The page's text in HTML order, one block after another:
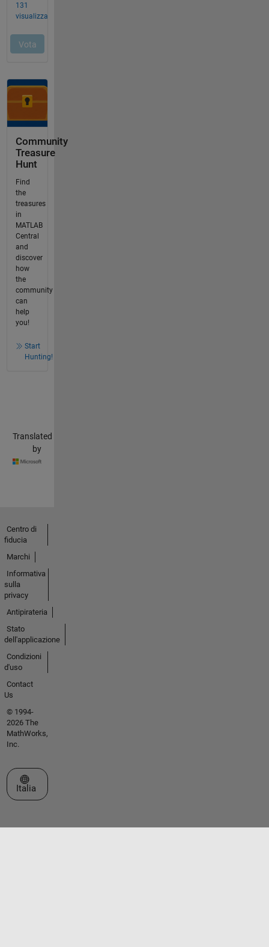
Community
Treasure
Hunt
Find
the
treasures
in
MATLAB
Central
and
discover
how
the
community
can
help
you!
Start
Hunting!
Translated
by
Centro di
fiducia
Marchi
Informativa
sulla
privacy
Antipirateria
Stato
dell'applicazione
Condizioni
d'uso
Contact
Us
© 1994-
2026 The
MathWorks,
Inc.
Seleziona un sito web
Italia